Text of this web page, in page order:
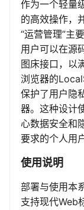
作为一个轻量
的高效操作，
“运营管理”主
用户可以在源
图床接口，以
浏览器的
保护了用户隐
器。这种设计
心数据安全和
要求的个人用
使用说明
部署与使用本
支持现代Web